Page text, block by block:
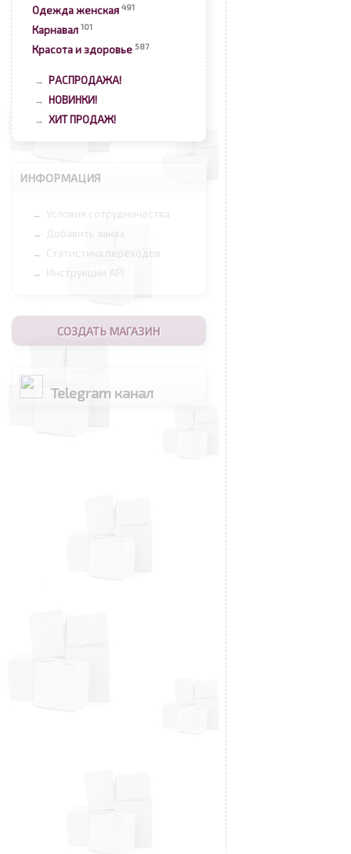
Одежда женская 491
Карнавал 101
Красота и здоровье 587
→ РАСПРОДАЖА!
→ НОВИНКИ!
→ ХИТ ПРОДАЖ!
ИНФОРМАЦИЯ
→ Условия сотрудничества
→ Добавить заказ
→ Статистика переходов
→ Инструкции API
СОЗДАТЬ МАГАЗИН
Telegram канал